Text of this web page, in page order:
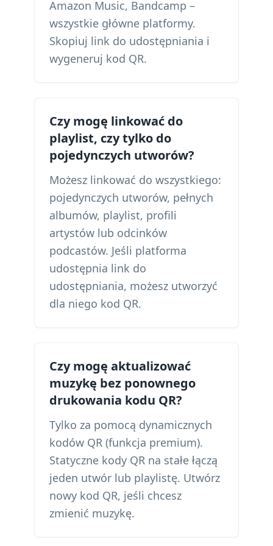
Amazon Music, Bandcamp –
wszystkie główne platformy.
Skopiuj link do udostępniania i
wygeneruj kod QR.
Czy mogę linkować do
playlist, czy tylko do
pojedynczych utworów?
Możesz linkować do wszystkiego:
pojedynczych utworów, pełnych
albumów, playlist, profili
artystów lub odcinków
podcastów. Jeśli platforma
udostępnia link do
udostępniania, możesz utworzyć
dla niego kod QR.
Czy mogę aktualizować
muzykę bez ponownego
drukowania kodu QR?
Tylko za pomocą dynamicznych
kodów QR (funkcja premium).
Statyczne kody QR na stałe łączą
jeden utwór lub playlistę. Utwórz
nowy kod QR, jeśli chcesz
zmienić muzykę.